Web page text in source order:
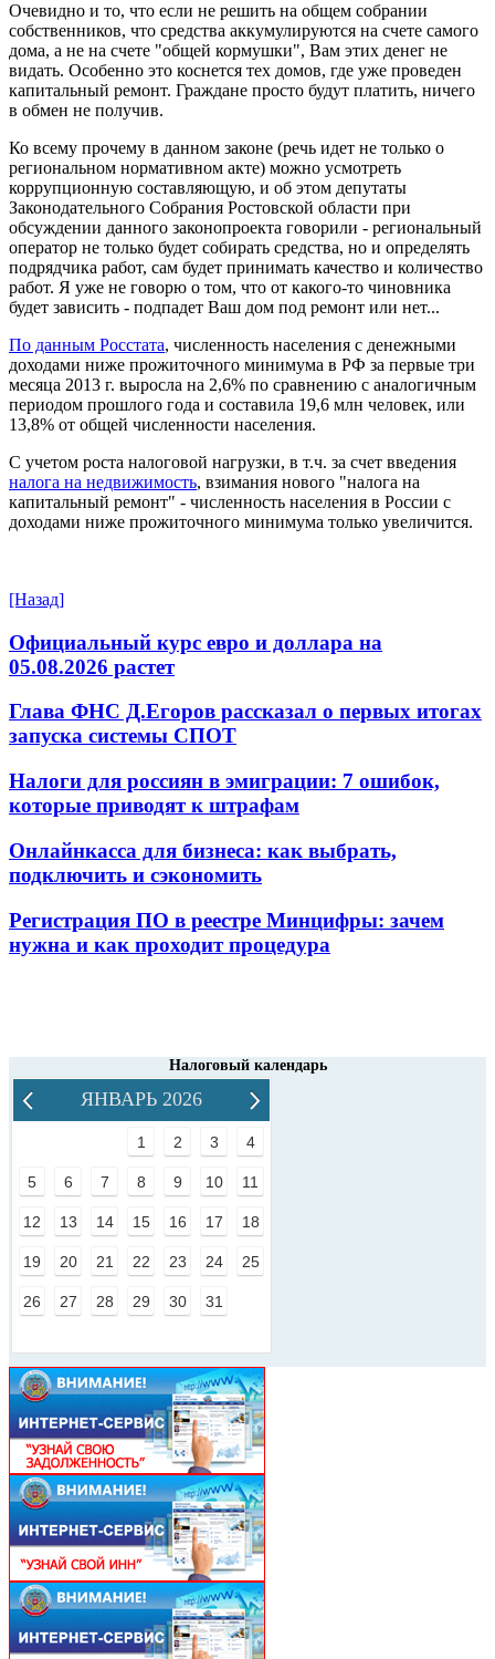
Очевидно и то, что если не решить на общем собрании
собственников, что средства аккумулируются на счете самого
дома, а не на счете "общей кормушки", Вам этих денег не
видать. Особенно это коснется тех домов, где уже проведен
капитальный ремонт. Граждане просто будут платить, ничего
в обмен не получив.
Ко всему прочему в данном законе (речь идет не только о
региональном нормативном акте) можно усмотреть
коррупционную составляющую, и об этом депутаты
Законодательного Собрания Ростовской области при
обсуждении данного законопроекта говорили - региональный
оператор не только будет собирать средства, но и определять
подрядчика работ, сам будет принимать качество и количество
работ. Я уже не говорю о том, что от какого-то чиновника
будет зависить - подпадет Ваш дом под ремонт или нет...
По данным Росстата, численность населения с денежными
доходами ниже прожиточного минимума в РФ за первые три
месяца 2013 г. выросла на 2,6% по сравнению с аналогичным
периодом прошлого года и составила 19,6 млн человек, или
13,8% от общей численности населения.
С учетом роста налоговой нагрузки, в т.ч. за счет введения
налога на недвижимость, взимания нового "налога на
капитальный ремонт" - численность населения в России с
доходами ниже прожиточного минимума только увеличится.
[Назад]
Официальный курс евро и доллара на
05.08.2026 растет
Глава ФНС Д.Егоров рассказал о первых итогах
запуска системы СПОТ
Налоги для россиян в эмиграции: 7 ошибок,
которые приводят к штрафам
Онлайнкасса для бизнеса: как выбрать,
подключить и сэкономить
Регистрация ПО в реестре Минцифры: зачем
нужна и как проходит процедура
Налоговый календарь
ЯНВАРЬ 2026
1 2 3 4
5 6 7 8 9 10 11
12 13 14 15 16 17 18
19 20 21 22 23 24 25
26 27 28 29 30 31